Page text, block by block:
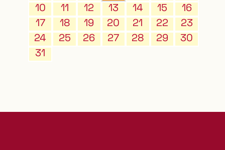
10
11 12 13 14 15
16
17
18 19 20 21 22
23
24
25 26 27 28 29
30
31